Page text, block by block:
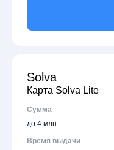
Solva
Карта Solva Lite
Сумма
до 4 млн
Время выдачи